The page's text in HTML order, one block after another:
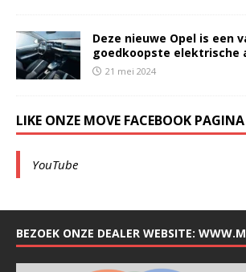
Deze nieuwe Opel is een
goedkoopste elektrische
21 mei 2024
LIKE ONZE MOVE FACEBOOK PAGINA
YouTube
BEZOEK ONZE DEALER WEBSITE: